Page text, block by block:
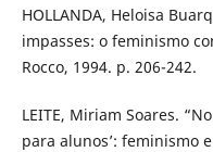
HOLLANDA, Heloisa
impasses: o feminismo
Rocco, 1994. p. 206-242.
LEITE, Miriam Soares.
para alunos’: feminismo